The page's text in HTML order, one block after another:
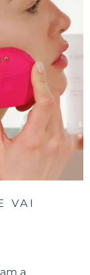
VAI
a
prevista 8/11/26
prevista 8/13/26
prevista8/14/26
prevista 8/11/26
prevista 8/15/26
prevista 8/12/26
prevista